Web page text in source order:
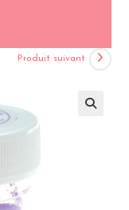
Produit suivant